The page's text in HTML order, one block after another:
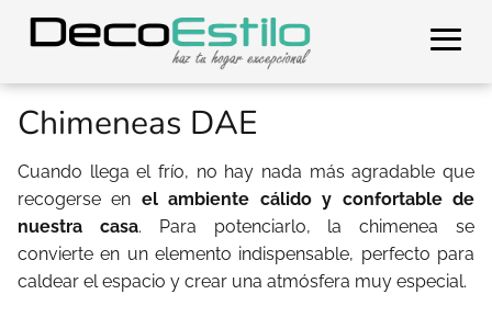
Chimeneas DAE
Cuando llega el frío, no hay nada más agradable que
recogerse en el ambiente cálido y confortable de
nuestra casa. Para potenciarlo, la chimenea se
convierte en un elemento indispensable, perfecto para
caldear el espacio y crear una atmósfera muy especial.